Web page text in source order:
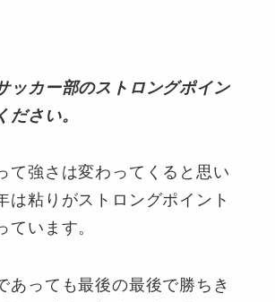
ッカー部のストロングポイン
ださい。
て強さは変わってくると思い
は粘りがストロングポイント
ています。
あっても最後の最後で勝ちき